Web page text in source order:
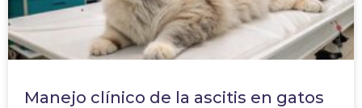
Manejo clínico de la ascitis en gatos